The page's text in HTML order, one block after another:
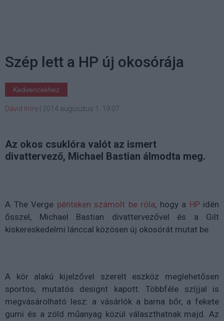
Szép lett a HP új okosórája
Kedvencekhez
Dávid Imre 2014 augusztus 1. 19:07
Az okos csuklóra valót az ismert
divattervező, Michael Bastian álmodta meg.
A The Verge pénteken számolt be róla, hogy a HPidén
ősszel, Michael Bastian divattervezővel és a Gilt
kiskereskedelmi lánccal közösen új okosórát mutat be.
A kör alakú kijelzővel szerelt eszköz meglehetősen
sportos, mutatós designt kapott. Többféle szíjjal is
megvásárolható lesz: a vásárlók a barna bőr, a fekete
gumi és a zöld műanyag közül választhatnak majd. Az